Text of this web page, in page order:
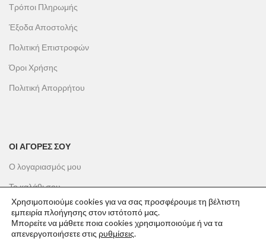
Τρόποι Πληρωμής
Έξοδα Αποστολής
Πολιτική Επιστροφών
Όροι Χρήσης
Πολιτική Απορρήτου
ΟΙ ΑΓΟΡΕΣ ΣΟΥ
Ο λογαριασμός μου
Το καλάθι σου
Οι παραγγελίες σου
Λίστα επιθυμιών
Χρησιμοποιούμε cookies για να σας προσφέρουμε τη βέλτιστη
εμπειρία πλοήγησης στον ιστότοπό μας.
Μπορείτε να μάθετε ποια cookies χρησιμοποιούμε ή να τα
απενεργοποιήσετε στις ρυθμίσεις.